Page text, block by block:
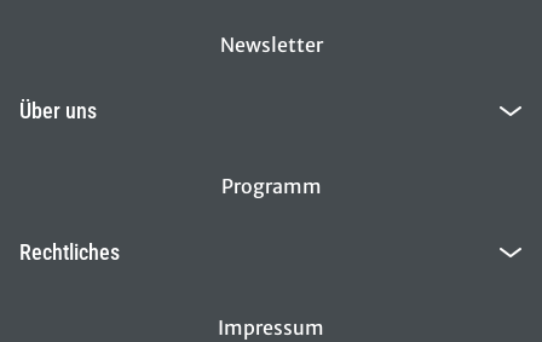
Newsletter
Über uns
Programm
Rechtliches
Impressum